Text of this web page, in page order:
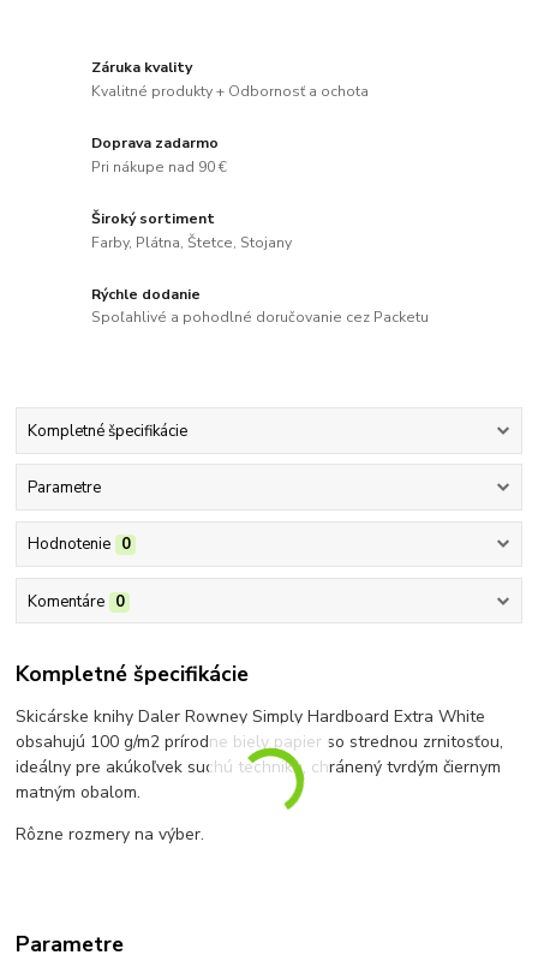
Záruka kvality
Kvalitné produkty + Odbornosť a ochota
Doprava zadarmo
Pri nákupe nad 90 €
Široký sortiment
Farby, Plátna, Štetce, Stojany
Rýchle dodanie
Spoľahlivé a pohodlné doručovanie cez Packetu
Kompletné špecifikácie
Parametre
Hodnotenie 0
Komentáre 0
Kompletné špecifikácie
Skicárske knihy Daler Rowney Simply Hardboard Extra White
obsahujú 100 g/m2 prírodne biely papier so strednou zrnitosťou,
ideálny pre akúkoľvek suchú techniku, chránený tvrdým čiernym
matným obalom.
Rôzne rozmery na výber.
Parametre